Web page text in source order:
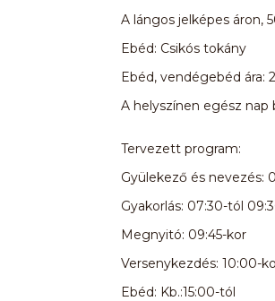
A lángos jelképes áron,
Ebéd: Csikós tokány
Ebéd, vendégebéd ára:
A helyszínen egész nap
Tervezett program:
Gyülekező és nevezés:
Gyakorlás: 07:30-tól
Megnyitó: 09:45-kor
Versenykezdés: 10:00-
Ebéd: Kb.:15:00-tól